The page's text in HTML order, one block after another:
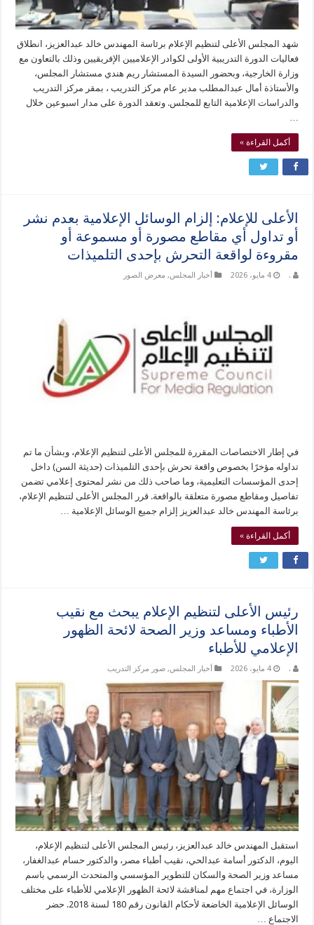
شهد المجلس الأعلى لتنظيم الإعلام برئاسة المهندس خالد عبدالعزيز، انطلاق
فعاليات الدورة التدريبية الأولى لكوادر الإعلاميين الإفريقيين وذلك بالتعاون مع
وزارة الخارجية، وبحضور السيدة المستشار ريم هندي مستشار المجلس،
والأستاذة أمال عبدالمطلب مدير عام مركز التدريب ، بمقر مركز التدريب
والدراسات الإعلامية التابع للمجلس. وتعقد الدورة على مدار اسبوعين خلال
…
أكمل القراءة »
الأعلى للإعلام: إلزام الوسائل الإعلامية بعدم نشر
أو تداول أي مقاطع مصورة أو مسموعة أو
مقروءة لواقعة التحرش بإحدى التلميذات
. 4 مايو، 2026 أخبار المجلس, معرض الصور
في إطار الاختصاصات المقررة للمجلس الأعلى لتنظيم الإعلام، وبشأن ما تم
تداوله مؤخرًا بخصوص واقعة تحرش بإحدى التلميذات (حديثة السن) داخل
إحدى المؤسسات التعليمية، وما صاحب ذلك من نشر لمحتوى إعلامي تضمن
تفاصيل ومقاطع مصورة متعلقة بالواقعة. قرر المجلس الأعلى لتنظيم الإعلام،
برئاسة المهندس خالد عبدالعزيز إلزام جميع الوسائل الإعلامية …
أكمل القراءة »
رئيس الأعلى لتنظيم الإعلام يبحث مع نقيب
الأطباء ومساعد وزير الصحة لائحة الظهور
الإعلامي للأطباء
. 4 مايو، 2026 أخبار المجلس, صور مركز التدريب
استقبل المهندس خالد عبدالعزيز، رئيس المجلس الأعلى لتنظيم الإعلام،
اليوم، الدكتور أسامة عبدالحي، نقيب أطباء مصر، والدكتور حسام عبدالغفار،
مساعد وزير الصحة والسكان للتطوير المؤسسي والمتحدث الرسمي باسم
الوزارة، في اجتماع مهم لمناقشة لائحة الظهور الإعلامي للأطباء على مختلف
الوسائل الإعلامية الخاضعة لأحكام القانون رقم 180 لسنة 2018. حضر
الاجتماع …